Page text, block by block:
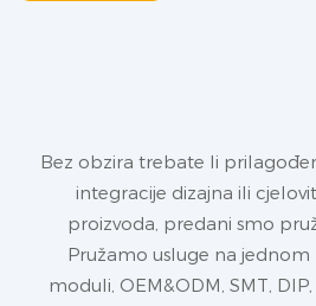
Bez obzira trebate li
integracije dizajna ili
proizvoda, predani smo
Pružamo usluge na jednom
moduli, OEM&ODM, SMT,